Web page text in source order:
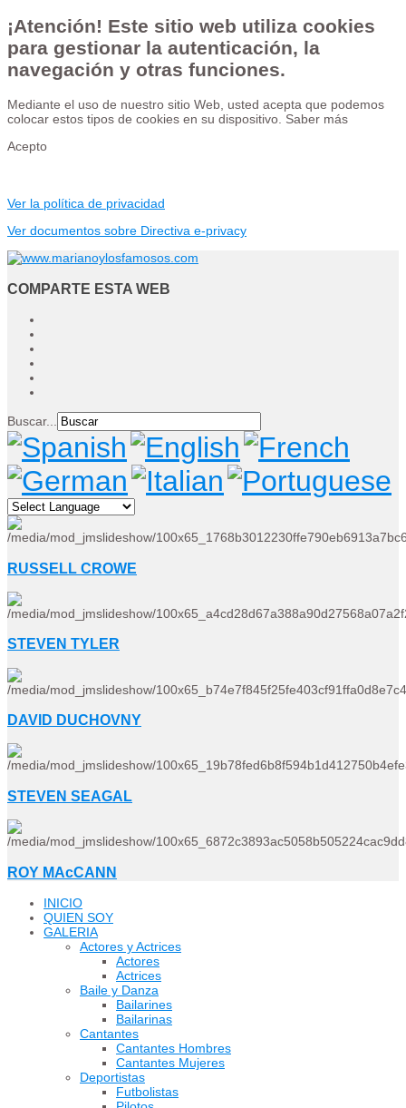
¡Atención! Este sitio web utiliza cookies
para gestionar la autenticación, la
navegación y otras funciones.
Mediante el uso de nuestro sitio Web, usted acepta que podemos
colocar estos tipos de cookies en su dispositivo. Saber más
Acepto
Ver la política de privacidad
Ver documentos sobre Directiva e-privacy
COMPARTE ESTA WEB
Buscar...
RUSSELL CROWE
STEVEN TYLER
DAVID DUCHOVNY
STEVEN SEAGAL
ROY MAcCANN
INICIO
QUIEN SOY
GALERIA
Actores y Actrices
Actores
Actrices
Baile y Danza
Bailarines
Bailarinas
Cantantes
Cantantes Hombres
Cantantes Mujeres
Deportistas
Futbolistas